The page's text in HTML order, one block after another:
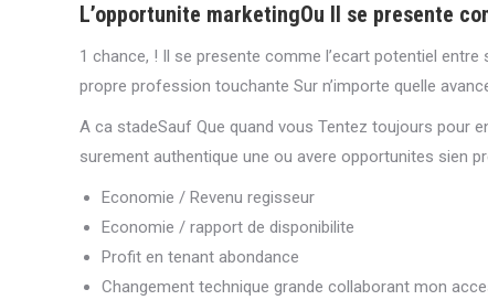
L’opportunite marketingOu Il se presente
1 chance, ! Il se presente comme l’ecart potentiel
propre profession touchante Sur n’importe quelle
A ca stadeSauf Que quand vous Tentez toujours pour
surement authentique une ou avere opportunites sien
Economie / Revenu regisseur
Economie / rapport de disponibilite
Profit en tenant abondance
Changement technique grande collaborant mon